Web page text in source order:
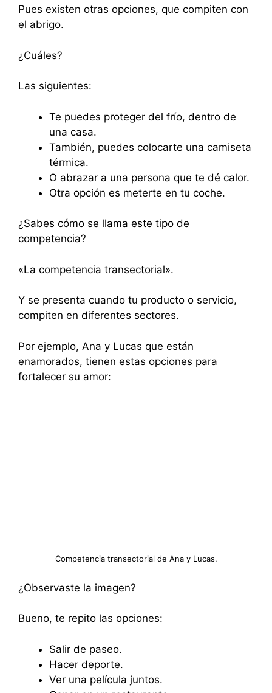
Pues existen otras opciones, que compiten con
el abrigo.
¿Cuáles?
Las siguientes:
Te puedes proteger del frío, dentro de
una casa.
También, puedes colocarte una camiseta
térmica.
O abrazar a una persona que te dé calor.
Otra opción es meterte en tu coche.
¿Sabes cómo se llama este tipo de
competencia?
«La competencia transectorial».
Y se presenta cuando tu producto o servicio,
compiten en diferentes sectores.
Por ejemplo, Ana y Lucas que están
enamorados, tienen estas opciones para
fortalecer su amor:
Competencia transectorial de Ana y Lucas.
¿Observaste la imagen?
Bueno, te repito las opciones:
Salir de paseo.
Hacer deporte.
Ver una película juntos.